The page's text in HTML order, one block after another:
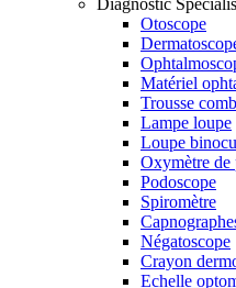
Diagnostic
Otoscope
Matériel
Trousse
Lampe loupe
Loupe
Oxymètre de
Podoscope
Spiromètre
Négatoscope
Crayon
Echelle